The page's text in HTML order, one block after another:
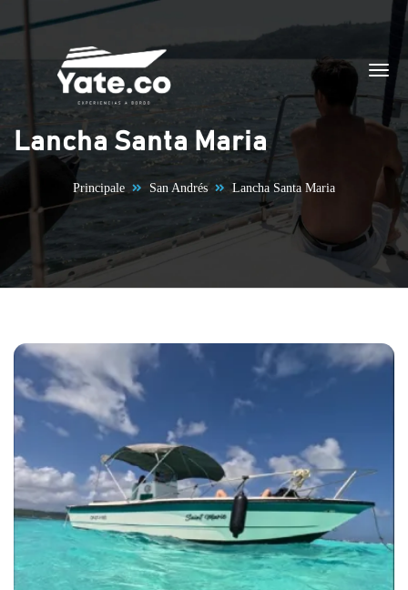
Vai al contenuto
Lancha Santa Maria
Principale San Andrés Lancha Santa Maria